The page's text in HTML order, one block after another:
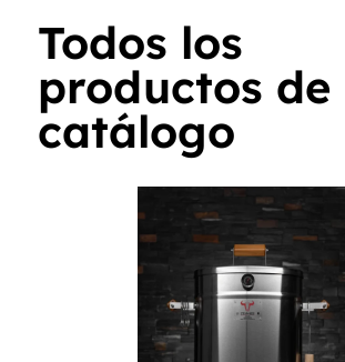
Todos los
productos de
catálogo